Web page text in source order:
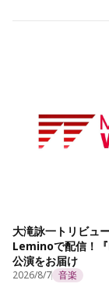
大滝詠一トリビュ
Leminoで配信！『
公演をお届け
2026/8/7 音楽